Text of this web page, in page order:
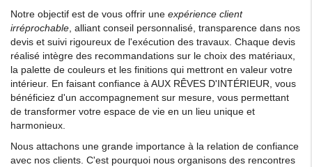
Notre objectif est de vous offrir une expérience client
irréprochable, alliant conseil personnalisé, transparence dans nos
devis et suivi rigoureux de l'exécution des travaux. Chaque devis
réalisé intègre des recommandations sur le choix des matériaux,
la palette de couleurs et les finitions qui mettront en valeur votre
intérieur. En faisant confiance à AUX RÊVES D'INTÉRIEUR, vous
bénéficiez d'un accompagnement sur mesure, vous permettant
de transformer votre espace de vie en un lieu unique et
harmonieux.
Nous attachons une grande importance à la relation de confiance
avec nos clients. C'est pourquoi nous organisons des rencontres